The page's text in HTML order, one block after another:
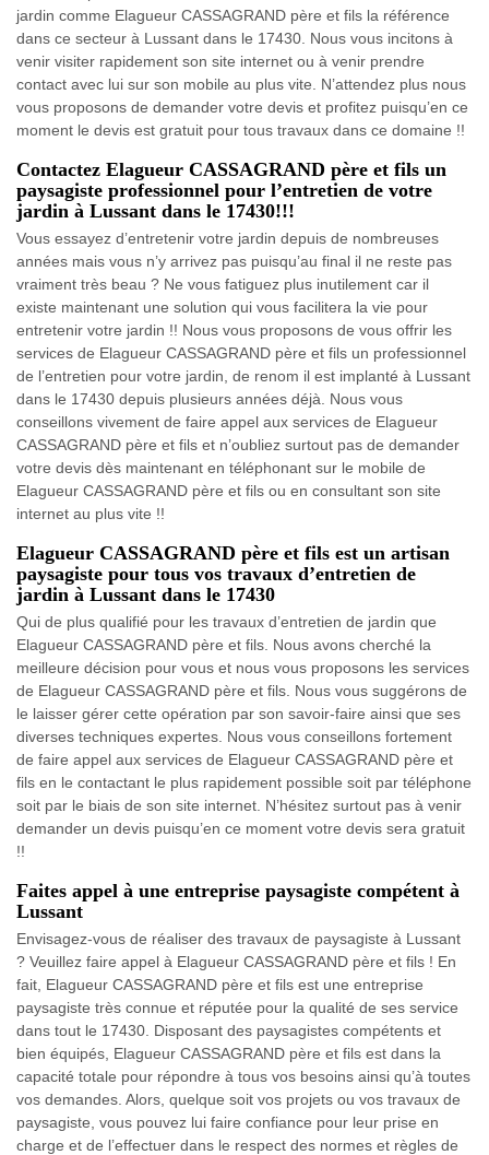
jardin comme Elagueur CASSAGRAND père et fils la référence
dans ce secteur à Lussant dans le 17430. Nous vous incitons à
venir visiter rapidement son site internet ou à venir prendre
contact avec lui sur son mobile au plus vite. N’attendez plus nous
vous proposons de demander votre devis et profitez puisqu’en ce
moment le devis est gratuit pour tous travaux dans ce domaine !!
Contactez Elagueur CASSAGRAND père et fils un
paysagiste professionnel pour l’entretien de votre
jardin à Lussant dans le 17430!!!
Vous essayez d’entretenir votre jardin depuis de nombreuses
années mais vous n’y arrivez pas puisqu’au final il ne reste pas
vraiment très beau ? Ne vous fatiguez plus inutilement car il
existe maintenant une solution qui vous facilitera la vie pour
entretenir votre jardin !! Nous vous proposons de vous offrir les
services de Elagueur CASSAGRAND père et fils un professionnel
de l’entretien pour votre jardin, de renom il est implanté à Lussant
dans le 17430 depuis plusieurs années déjà. Nous vous
conseillons vivement de faire appel aux services de Elagueur
CASSAGRAND père et fils et n’oubliez surtout pas de demander
votre devis dès maintenant en téléphonant sur le mobile de
Elagueur CASSAGRAND père et fils ou en consultant son site
internet au plus vite !!
Elagueur CASSAGRAND père et fils est un artisan
paysagiste pour tous vos travaux d’entretien de
jardin à Lussant dans le 17430
Qui de plus qualifié pour les travaux d’entretien de jardin que
Elagueur CASSAGRAND père et fils. Nous avons cherché la
meilleure décision pour vous et nous vous proposons les services
de Elagueur CASSAGRAND père et fils. Nous vous suggérons de
le laisser gérer cette opération par son savoir-faire ainsi que ses
diverses techniques expertes. Nous vous conseillons fortement
de faire appel aux services de Elagueur CASSAGRAND père et
fils en le contactant le plus rapidement possible soit par téléphone
soit par le biais de son site internet. N’hésitez surtout pas à venir
demander un devis puisqu’en ce moment votre devis sera gratuit
!!
Faites appel à une entreprise paysagiste compétent à
Lussant
Envisagez-vous de réaliser des travaux de paysagiste à Lussant
? Veuillez faire appel à Elagueur CASSAGRAND père et fils ! En
fait, Elagueur CASSAGRAND père et fils est une entreprise
paysagiste très connue et réputée pour la qualité de ses service
dans tout le 17430. Disposant des paysagistes compétents et
bien équipés, Elagueur CASSAGRAND père et fils est dans la
capacité totale pour répondre à tous vos besoins ainsi qu’à toutes
vos demandes. Alors, quelque soit vos projets ou vos travaux de
paysagiste, vous pouvez lui faire confiance pour leur prise en
charge et de l’effectuer dans le respect des normes et règles de